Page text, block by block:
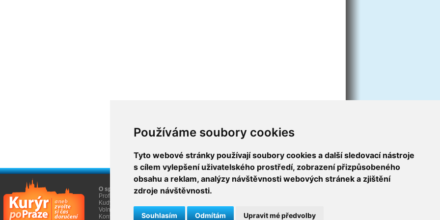
Používáme soubory cookies
Tyto webové stránky používají soubory cookies a další sledovací nástroje
s cílem vylepšení uživatelského prostředí, zobrazení přizpůsobeného
obsahu a reklam, analýzy návštěvnosti webových stránek a zjištění
zdroje návštěvnosti.
Souhlasím Odmítám Upravit mé předvolby
O společnosti
Profil firmy AGEM
Kudy k nám
Volná místa
Kontakty
O nákupu
Obchodní informace